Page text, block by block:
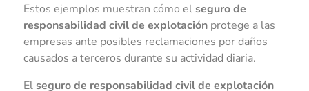
Estos ejemplos muestran cómo elseguro de
responsabilidad civil de explotación protege a las
empresas ante posibles reclamaciones por daños
causados a terceros durante su actividad diaria.
Elseguro de responsabilidad civil de explotación